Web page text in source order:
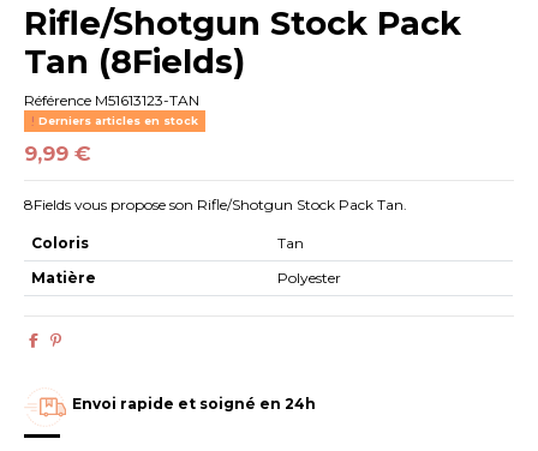
Rifle/Shotgun Stock Pack
Tan (8Fields)
Référence M51613123-TAN
Derniers articles en stock
9,99 €
8Fields vous propose son Rifle/Shotgun Stock Pack Tan.
Coloris
Tan
Matière
Polyester
Envoi rapide et soigné en 24h